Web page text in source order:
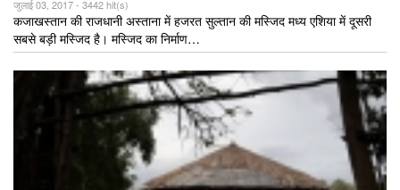
जुलाई 03, 2017 - 3442 hit(s)
कजाखस्तान की राजधानी अस्ताना में हजरत सुल्तान की मस्जिद मध्य एशिया में दूसरी
सबसे बड़ी मस्जिद है। मस्जिद का निर्माण…